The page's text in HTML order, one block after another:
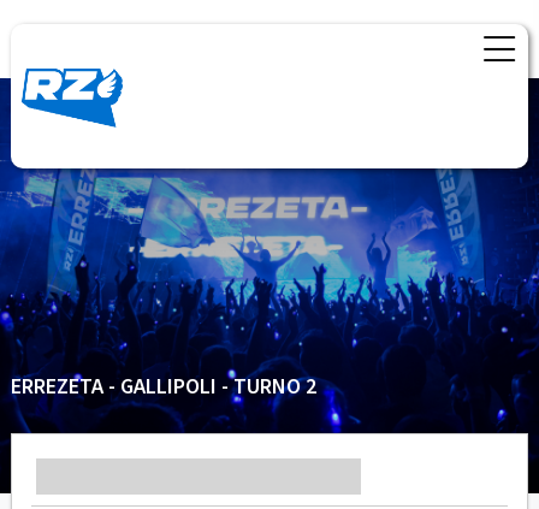
ERREZETA - GALLIPOLI - TURNO 2